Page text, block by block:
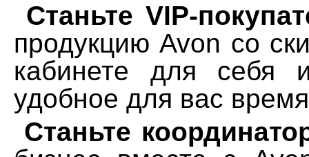
Станьте VIP-
продукцию Avon со
кабинете для себя
удобное для вас
Станьте